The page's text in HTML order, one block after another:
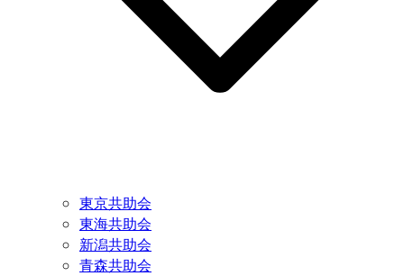
東京共助会
東海共助会
新潟共助会
青森共助会